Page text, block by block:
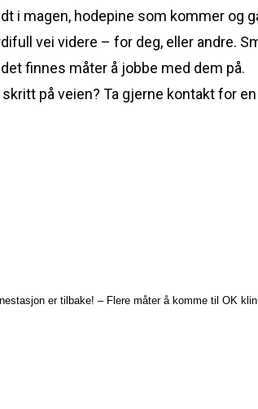
i magen, hodepine som kommer og
vei videre – for deg, eller andre.
finnes måter å jobbe med dem på.
på veien? Ta gjerne kontakt for
er tilbake! – Flere måter å komme til OK